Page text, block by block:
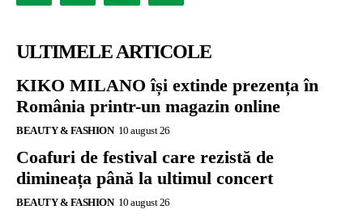
ULTIMELE ARTICOLE
KIKO MILANO își extinde prezența în
România printr-un magazin online
BEAUTY & FASHION 10 august 26
Coafuri de festival care rezistă de
dimineața până la ultimul concert
BEAUTY & FASHION 10 august 26